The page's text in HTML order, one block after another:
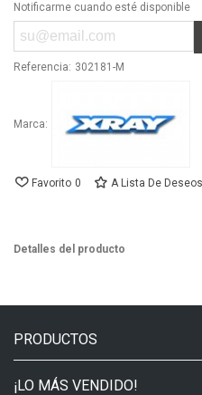
Notificarme cuando esté disponible
Referencia: 302181-M
Marca:
Favorito 0 A Lista De Deseos
Detalles del producto
PRODUCTOS
¡LO MÁS VENDIDO!